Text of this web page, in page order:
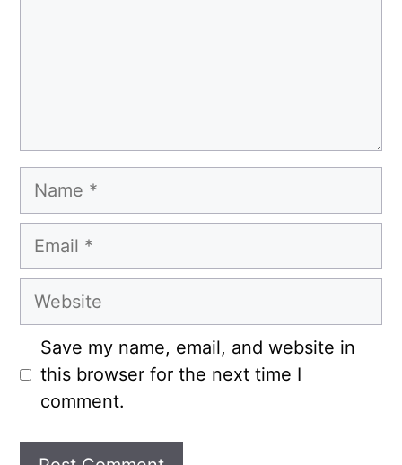
Name
Email
Website
Save my name, email, and website in
this browser for the next time I
comment.